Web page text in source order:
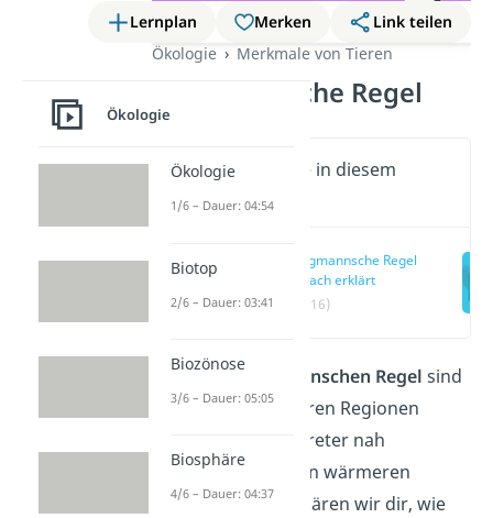
Lernplan Merken
Link teilen
Ökologie
Merkmale von Tieren
Bergmannsche Regel
Wichtige Inhalte in diesem
Video
Bergmannsche Regel
einfach erklärt
(00:16)
Nach derBergmannschen Regel sind
Säugetiere in kälteren Regionen
größer als die Vertreter nah
verwandter Arten in wärmeren
Regionen. Hier erklären wir dir, wie
Ökologie
Ökologie
1/6 – Dauer: 04:54
Biotop
2/6 – Dauer: 03:41
Biozönose
3/6 – Dauer: 05:05
Biosphäre
4/6 – Dauer: 04:37